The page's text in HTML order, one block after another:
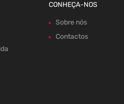
CONHEÇA-NOS
Sobre nós
Contactos